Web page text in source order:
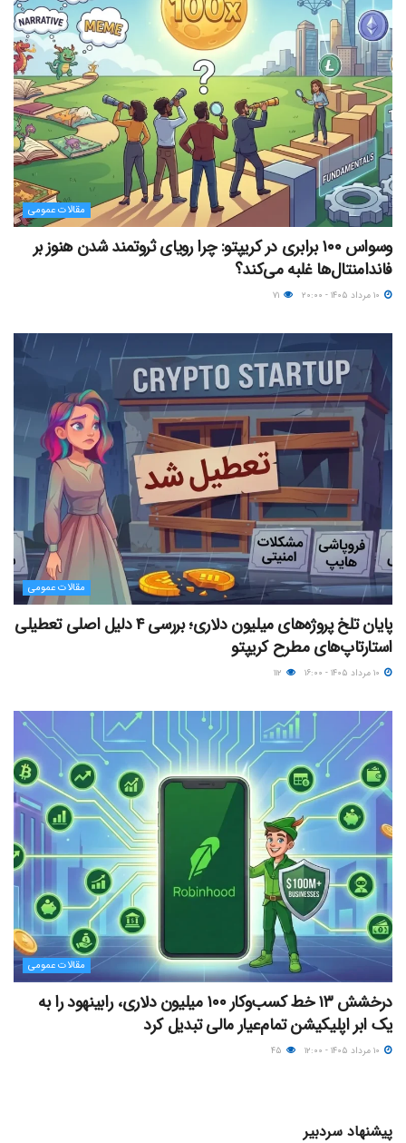
مقالات عمومی
وسواس ۱۰۰ برابری در کریپتو: چرا رویای ثروتمند شدن هنوز بر
فاندامنتال‌ها غلبه می‌کند؟
مقالات عمومی
پایان تلخ پروژه‌های میلیون دلاری؛ بررسی ۴ دلیل اصلی تعطیلی
استارتاپ‌های مطرح کریپتو
مقالات عمومی
درخشش ۱۳ خط کسب‌وکار ۱۰۰ میلیون دلاری، رابینهود را به
یک ابر اپلیکیشن تمام‌عیار مالی تبدیل کرد
پیشنهاد سردبیر